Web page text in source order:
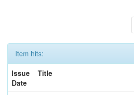
Item hits:
Issue
Date
Title